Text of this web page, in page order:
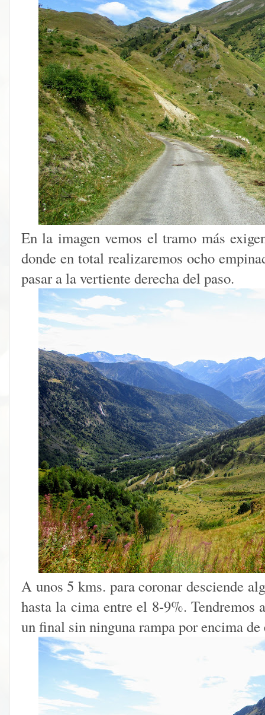
En la imagen vemos el tramo más
donde en total realizaremos ocho
pasar a la vertiente derecha del paso.
A unos 5 kms. para coronar desciende
hasta la cima entre el 8-9%. Tendremos
un final sin ninguna rampa por encima de